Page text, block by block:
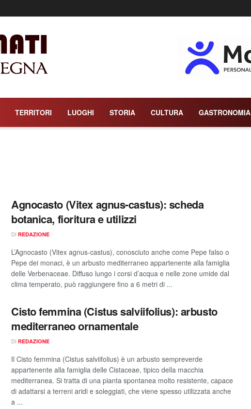
TERRITORI LUOGHI STORIA CULTURA GASTRONOMIA
Agnocasto (Vitex agnus-castus): scheda
botanica, fioritura e utilizzi
DI REDAZIONE
L’Agnocasto (Vitex agnus-castus), conosciuto anche come Pepe falso o
Pepe dei monaci, è un arbusto mediterraneo appartenente alla famiglia
delle Verbenaceae. Diffuso lungo i corsi d’acqua e nelle zone umide dal
clima temperato, può raggiungere fino a 6 metri di ...
Cisto femmina (Cistus salviifolius): arbusto
mediterraneo ornamentale
DI REDAZIONE
Il Cisto femmina (Cistus salviifolius) è un arbusto sempreverde
appartenente alla famiglia delle Cistaceae, tipico della macchia
mediterranea. Si tratta di una pianta spontanea molto resistente, capace
di adattarsi a terreni aridi e soleggiati, che viene spesso utilizzata anche
a ...